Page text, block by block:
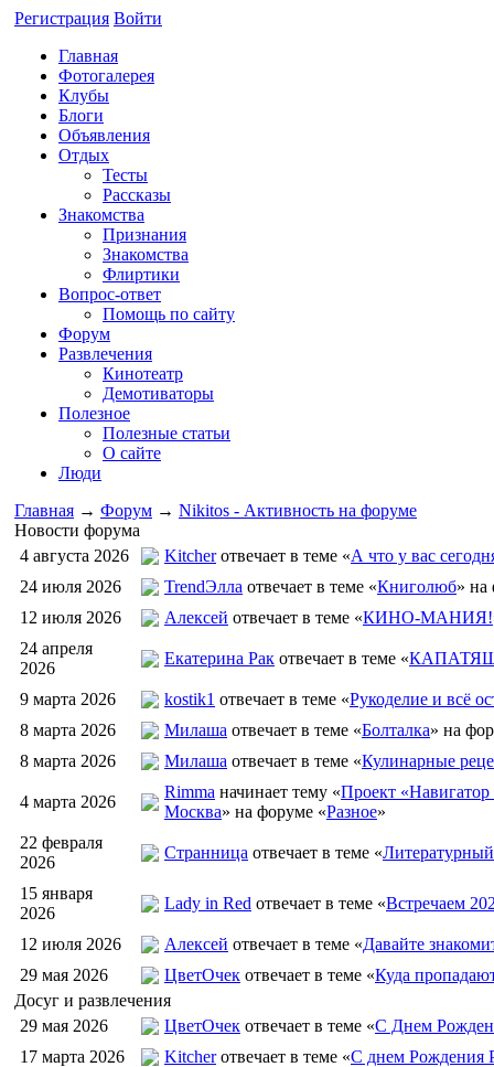
Регистрация Войти
Главная
Фотогалерея
Клубы
Блоги
Объявления
Отдых
Тесты
Рассказы
Знакомства
Признания
Знакомства
Флиртики
Вопрос-ответ
Помощь по сайту
Форум
Развлечения
Кинотеатр
Демотиваторы
Полезное
Полезные статьи
О сайте
Люди
Главная → Форум → Nikitos - Активность на форуме
Новости форума
4 августа 2026
Kitcherотвечает в теме «А что у вас
24 июля 2026
TrendЭлла отвечает в теме «Книголюб» на
12 июля 2026
Алексей отвечает в теме «КИНО-МАНИЯ!
24 апреля
2026
Екатерина Рак отвечает в теме «
9 марта 2026 kostik1 отвечает в теме «Рукоделие и всё
8 марта 2026
Милаша отвечает в теме «Болталка» на
8 марта 2026
Милаша отвечает в теме «Кулинарные
4 марта 2026
Rimma начинает тему «Проект «Навигатор
Москва» на форуме «Разное»
22 февраля
2026
Странница отвечает в теме «
15 января
2026
Lady in Red отвечает в теме «Встречаем
12 июля 2026 Алексей отвечает в теме «Давайте
29 мая 2026
ЦветOчек отвечает в теме «Куда
Досуг и развлечения
29 мая 2026
ЦветOчек отвечает в теме «С Днем
17 марта 2026
Kitcherотвечает в теме «С днем Рождения